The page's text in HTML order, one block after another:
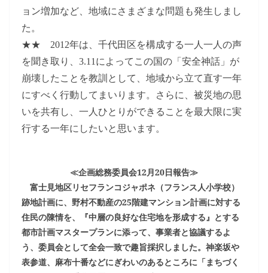
ョン増加など、地域にさまざまな問題も発生しまし
た。
★★ 2012年は、千代田区を構成する一人一人の声
を聞き取り、 3.11 によってこの国の「安全神話」が
崩壊したことを教訓として、地域から立て直す一年
にすべく行動してまいります。さらに、被災地の思
いを共有し、一人ひとりができることを最大限に実
行する一年にしたいと思います。
≪企画総務委員会12月20日報告≫
富士見地区リセフランコジャポネ（フランス人小学校）
跡地計画に、野村不動産の25階建マンション計画に対する
住民の陳情を、『中層の良好な住宅地を形成する』とする
都市計画マスタープランに添って、事業者と協議するよ
う、委員会として全会一致で趣旨採択しました。神楽坂や
表参道、麻布十番などにぎわいのあるところに「まちづく